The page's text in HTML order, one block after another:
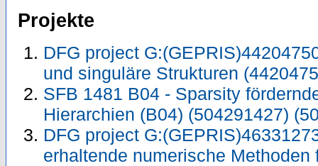
Projekte
DFG project
und singuläre Strukturen
SFB 1481 B04 - Sparsity
Hierarchien (B04) (504291427)
DFG project
erhaltende numerische Methoden